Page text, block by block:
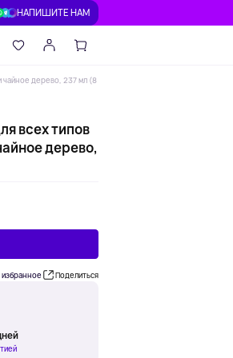
НАПИШИТЕ НАМ
чайное дерево, 237 мл (8
всех типов
дерево,
избранное Поделиться